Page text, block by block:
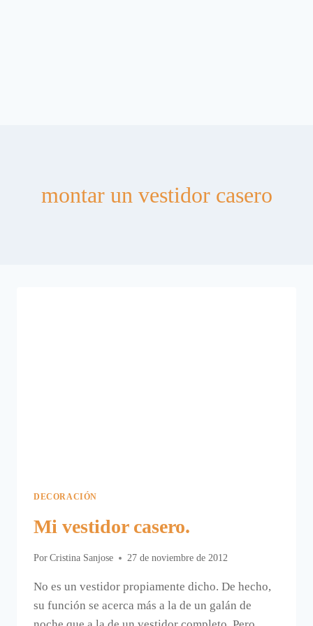
montar un vestidor casero
DECORACIÓN
Mi vestidor casero.
Por Cristina Sanjose 27 de noviembre de 2012
No es un vestidor propiamente dicho. De hecho,
su función se acerca más a la de un galán de